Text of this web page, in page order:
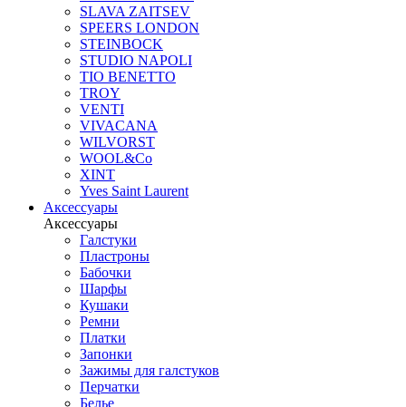
SLAVA ZAITSEV
SPEERS LONDON
STEINBOCK
STUDIO NAPOLI
TIO BENETTO
TROY
VENTI
VIVACANA
WILVORST
WOOL&Co
XINT
Yves Saint Laurent
Аксессуары
Аксессуары
Галстуки
Пластроны
Бабочки
Шарфы
Кушаки
Ремни
Платки
Запонки
Зажимы для галстуков
Перчатки
Белье